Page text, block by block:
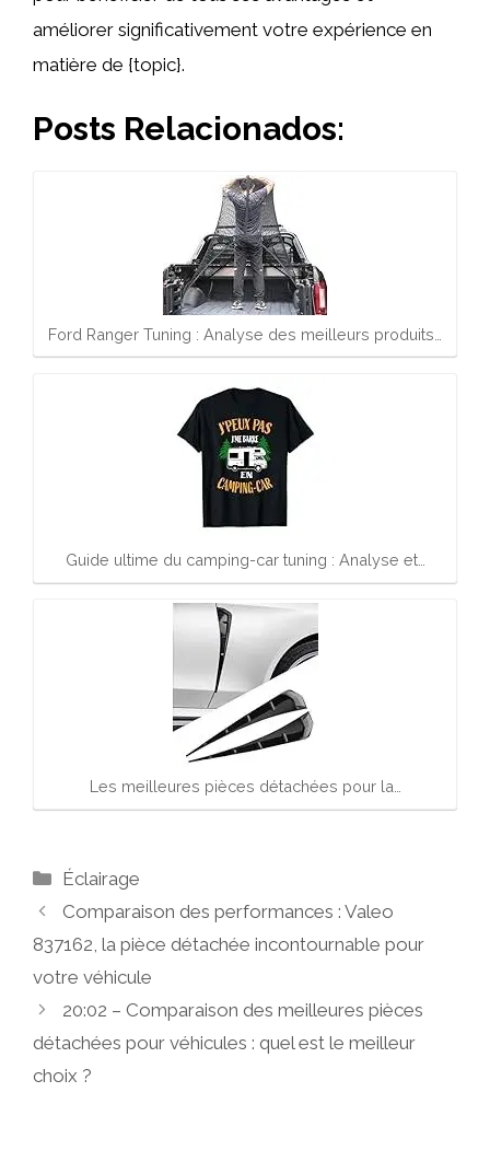
améliorer significativement votre expérience en
matière de {topic}.
Posts Relacionados:
Ford Ranger Tuning : Analyse des meilleurs produits…
Guide ultime du camping-car tuning : Analyse et…
Les meilleures pièces détachées pour la…
Catégories
Éclairage
Comparaison des performances : Valeo
837162, la pièce détachée incontournable pour
votre véhicule
20:02 – Comparaison des meilleures pièces
détachées pour véhicules : quel est le meilleur
choix ?